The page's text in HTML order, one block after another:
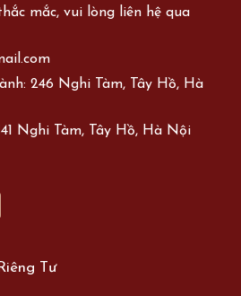
mắc, vui lòng liên hệ qua
246 Nghi Tàm, Tây Hồ, Hà
Nghi Tàm, Tây Hồ, Hà Nội
Tư